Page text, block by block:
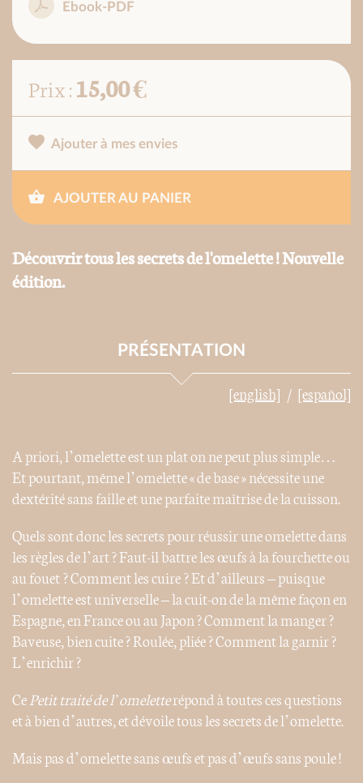
Ebook-PDF
Prix :15,00 €
Ajouter à mes envies
AJOUTER AU PANIER
Découvrir tous les secrets de l'omelette ! Nouvelle
édition.
PRÉSENTATION
[english] [español]
A priori, l’omelette est un plat on ne peut plus simple…
Et pourtant, même l’omelette « de base » nécessite une
dextérité sans faille et une parfaite maîtrise de la cuisson.
Quels sont donc les secrets pour réussir une omelette dans
les règles de l’art ? Faut-il battre les œufs à la fourchette ou
au fouet ? Comment les cuire ? Et d’ailleurs – puisque
l’omelette est universelle – la cuit-on de la même façon en
Espagne, en France ou au Japon ? Comment la manger ?
Baveuse, bien cuite ? Roulée, pliée ? Comment la garnir ?
L’enrichir ?
CePetit traité de l’omeletterépond à toutes ces questions
et à bien d’autres, et dévoile tous les secrets de l’omelette.
Mais pas d’omelette sans œufs et pas d’œufs sans poule !